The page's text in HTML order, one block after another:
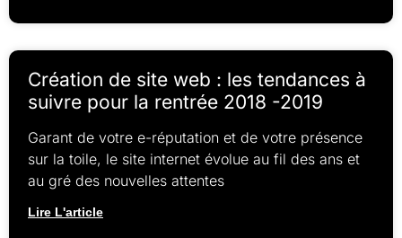
Création de site web : les tendances à
suivre pour la rentrée 2018 -2019
Garant de votre e-réputation et de votre présence
sur la toile, le site internet évolue au fil des ans et
au gré des nouvelles attentes
Lire L'article